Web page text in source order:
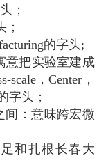
；
的字头;
意把实验室建成
，Center，
字头；
间：意味跨宏微
和扎根长春大